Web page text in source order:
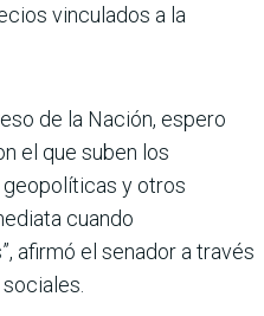
vinculados a la
de la Nación, espero
el que suben los
y otros
cuando
afirmó el senador a través